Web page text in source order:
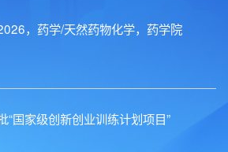
，药学/天然药物化学，药学院
“国家级创新创业训练计划项目”